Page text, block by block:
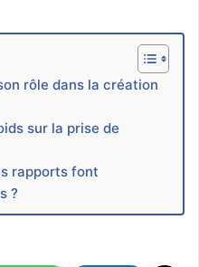
rôle dans la création
sur la prise de
rapports font
?